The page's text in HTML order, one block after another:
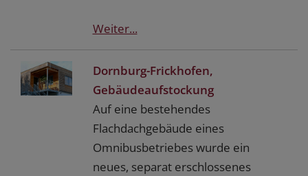
Weiter...
Dornburg-Frickhofen,
Gebäudeaufstockung
Auf eine bestehendes
Flachdachgebäude eines
Omnibusbetriebes wurde ein
neues, separat erschlossenes